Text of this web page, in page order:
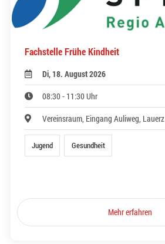
Fachstelle Frühe Kindheit
Di, 18. August 2026
08:30 - 11:30 Uhr
Vereinsraum, Eingang Auliweg, Lauerz
Jugend Gesundheit
Mehr erfahren